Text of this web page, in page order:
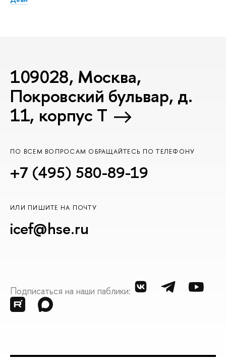
109028, Москва,
Покровский бульвар, д.
11, корпус T
ПО ВСЕМ ВОПРОСАМ ОБРАЩАЙТЕСЬ ПО ТЕЛЕФОНУ
+7 (495) 580-89-19
ИЛИ ПИШИТЕ НА ПОЧТУ
icef@hse.ru
Подписаться на наши паблики: